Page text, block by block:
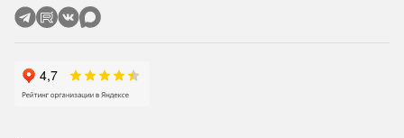
GPS – модуль для отображения подвижных объектов
на карте города в приложении «Дежурный оператор».
установленные в машины ГБР.